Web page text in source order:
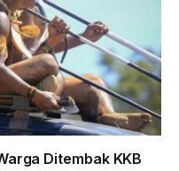
Ditembak KKB